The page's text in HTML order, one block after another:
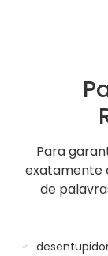
Para
exatamente
de